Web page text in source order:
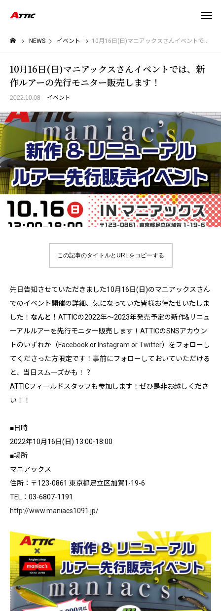
NEWS イベント 10月16日(日)マニアックスさんイベントでは、新作ルアーの先行モニター販売します！
10月16日(日)マニアックスさんイベントでは、新
作ルアーの先行モニター販売します！
2022.10.08 イベント
この記事のタイトルとURLをコピーする
先日告知させていただきました10月16日(日)のマニアックスさん
でのイベント開催の詳細、気になっていた皆様お待たせいたしま
した！ なんと！ ATTICの2022年〜2023年発売予定の新作&リニュ
ーアルルアーを先行モニター販売します！ATTICのSNSアカウン
トのいずれか（FacebookorInstagram orTwitter）をフォローし
てくださった方限定です！事前にフォローしておいていただける
と、当日スムーズかも！？
ATTICフィールドスタッフも参加します！ぜひ是非お越しくださ
い！！
■日時
2022年10月16日(日) 13:00-18:00
■場所
マニアックス
住所：〒123-0861 東京都足立区加賀1-19-6
TEL：03-6807-1191
http://www.maniacs1091.jp/